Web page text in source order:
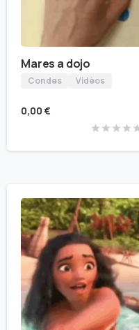
Mares a dojo
Condes Vidèos
0,00 €